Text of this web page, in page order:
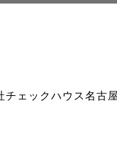
チェックハウス名古